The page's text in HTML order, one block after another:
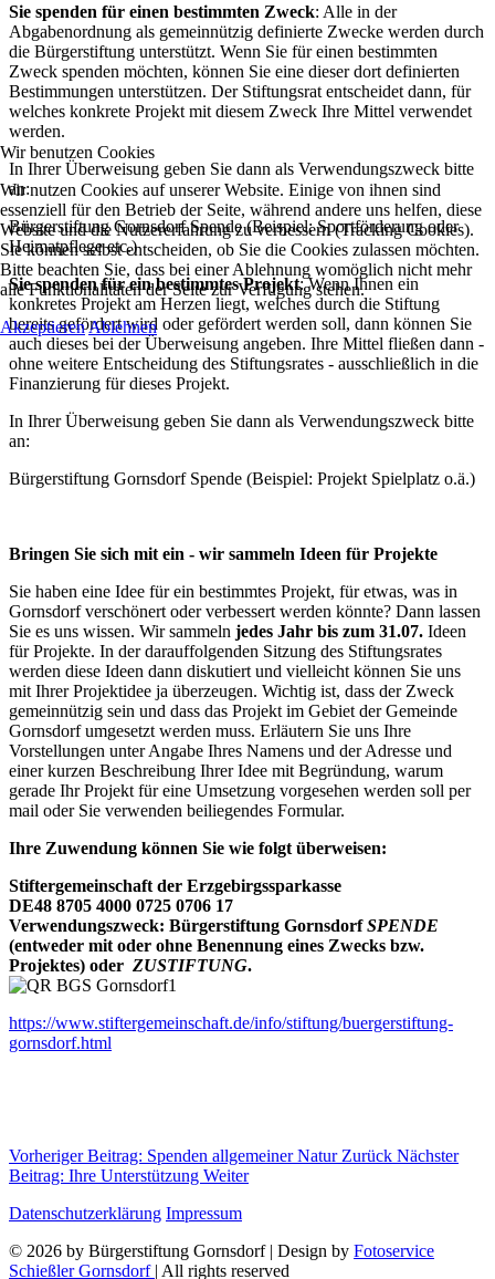
Sie spenden für einen bestimmten Zweck: Alle in der
Abgabenordnung als gemeinnützig definierte Zwecke werden durch
die Bürgerstiftung unterstützt. Wenn Sie für einen bestimmten
Zweck spenden möchten, können Sie eine dieser dort definierten
Bestimmungen unterstützen. Der Stiftungsrat entscheidet dann, für
welches konkrete Projekt mit diesem Zweck Ihre Mittel verwendet
werden.
In Ihrer Überweisung geben Sie dann als Verwendungszweck bitte
an:
Bürgerstiftung Gornsdorf Spende (Beispiel: Sportförderung oder
Heimatpflege etc.)
Sie spenden für ein bestimmtes Projekt: Wenn Ihnen ein
konkretes Projekt am Herzen liegt, welches durch die Stiftung
bereits gefördert wird oder gefördert werden soll, dann können Sie
auch dieses bei der Überweisung angeben. Ihre Mittel fließen dann -
ohne weitere Entscheidung des Stiftungsrates - ausschließlich in die
Finanzierung für dieses Projekt.
In Ihrer Überweisung geben Sie dann als Verwendungszweck bitte
an:
Bürgerstiftung Gornsdorf Spende (Beispiel: Projekt Spielplatz o.ä.)
Bringen Sie sich mit ein - wir sammeln Ideen für Projekte
Sie haben eine Idee für ein bestimmtes Projekt, für etwas, was in
Gornsdorf verschönert oder verbessert werden könnte? Dann lassen
Sie es uns wissen. Wir sammeln jedes Jahr bis zum 31.07. Ideen
für Projekte. In der darauffolgenden Sitzung des Stiftungsrates
werden diese Ideen dann diskutiert und vielleicht können Sie uns
mit Ihrer Projektidee ja überzeugen. Wichtig ist, dass der Zweck
gemeinnützig sein und dass das Projekt im Gebiet der Gemeinde
Gornsdorf umgesetzt werden muss. Erläutern Sie uns Ihre
Vorstellungen unter Angabe Ihres Namens und der Adresse und
einer kurzen Beschreibung Ihrer Idee mit Begründung, warum
gerade Ihr Projekt für eine Umsetzung vorgesehen werden soll per
mail oder Sie verwenden beiliegendes Formular.
Ihre Zuwendung können Sie wie folgt überweisen:
Stiftergemeinschaft der Erzgebirgssparkasse
DE48 8705 4000 0725 0706 17
Verwendungszweck: Bürgerstiftung GornsdorfSPENDE
(entweder mit oder ohne Benennung eines Zwecks bzw.
Projektes) oder ZUSTIFTUNG.
https://www.stiftergemeinschaft.de/info/stiftung/buergerstiftung-
gornsdorf.html
Vorheriger Beitrag: Spenden allgemeiner Natur Zurück Nächster
Beitrag: Ihre Unterstützung Weiter
Datenschutzerklärung Impressum
© 2026 by Bürgerstiftung Gornsdorf | Design by Fotoservice
Schießler Gornsdorf | All rights reserved
Wir benutzen Cookies
Wir nutzen Cookies auf unserer Website. Einige von ihnen sind
essenziell für den Betrieb der Seite, während andere uns helfen, diese
Website und die Nutzererfahrung zu verbessern (Tracking Cookies).
Sie können selbst entscheiden, ob Sie die Cookies zulassen möchten.
Bitte beachten Sie, dass bei einer Ablehnung womöglich nicht mehr
alle Funktionalitäten der Seite zur Verfügung stehen.
AkzeptierenAblehnen